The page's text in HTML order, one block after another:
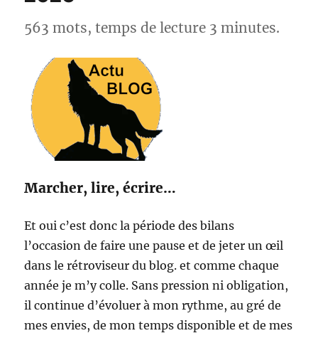
563 mots, temps de lecture 3 minutes.
Marcher, lire, écrire…
Et oui c’est donc la période des bilans
l’occasion de faire une pause et de jeter un œil
dans le rétroviseur du blog. et comme chaque
année je m’y colle. Sans pression ni obligation,
il continue d’évoluer à mon rythme, au gré de
mes envies, de mon temps disponible et de mes